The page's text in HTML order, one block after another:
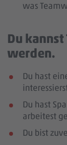
was
Du kannst
werden.
Du hast
Du hast
arbeitest
Du bist